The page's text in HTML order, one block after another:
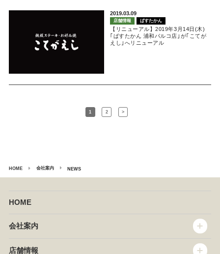
2019.03.09
店舗情報 ぱすたかん
【リニューアル】2019年3月14日(木)
｢ぱすたかん 浦和パルコ店｣が｢こてが
えし｣へリニューアル
1 2 >
HOME 会社案内 NEWS
HOME
会社案内
店舗情報